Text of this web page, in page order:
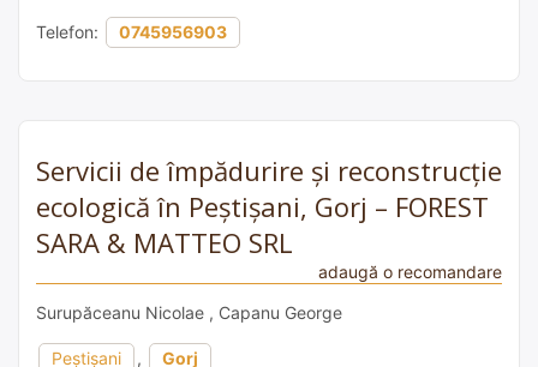
Telefon: 0745956903
Servicii de împădurire și reconstrucție
ecologică în Peștișani, Gorj – FOREST
SARA & MATTEO SRL
adaugă o recomandare
Surupăceanu Nicolae , Capanu George
Peștișani , Gorj